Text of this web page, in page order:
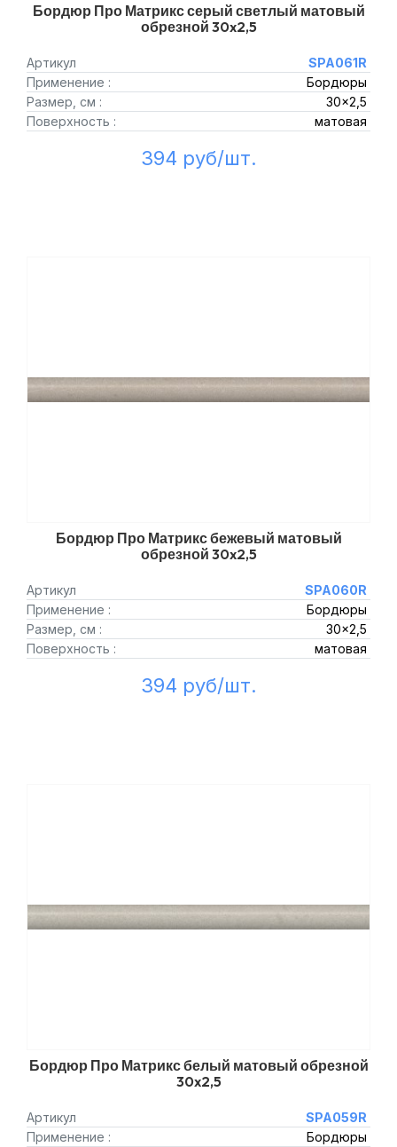
Бордюр Про Матрикс серый светлый матовый
обрезной 30x2,5
Артикул
SPA061R
Применение :
Бордюры
Размер, см :
30x2,5
Поверхность :
матовая
394 руб/шт.
Бордюр Про Матрикс бежевый матовый
обрезной 30x2,5
Артикул
SPA060R
Применение :
Бордюры
Размер, см :
30x2,5
Поверхность :
матовая
394 руб/шт.
Бордюр Про Матрикс белый матовый обрезной
30x2,5
Артикул
SPA059R
Применение :
Бордюры